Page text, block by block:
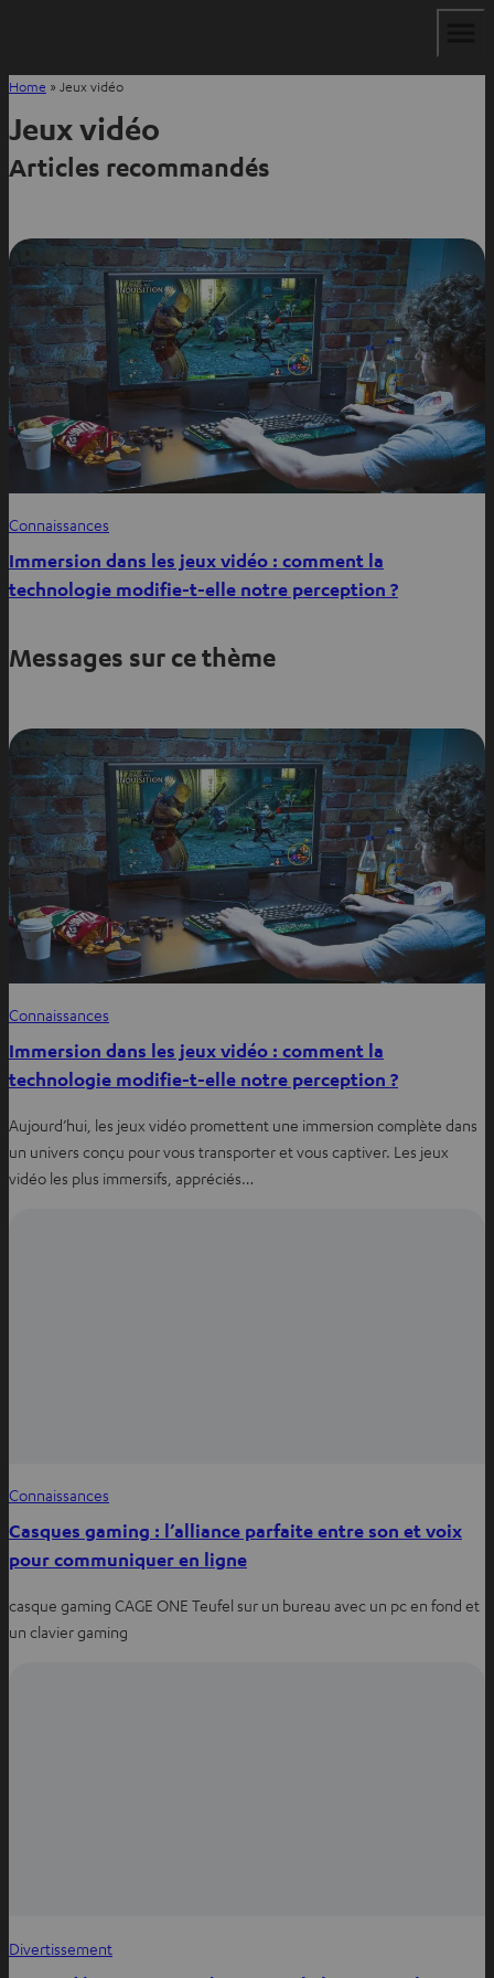
Home »Jeux vidéo
Jeux vidéo
Articles recommandés
Connaissances
Immersion dans les jeux vidéo : comment la
technologie modifie-t-elle notre perception ?
Messages sur ce thème
Connaissances
Immersion dans les jeux vidéo : comment la
technologie modifie-t-elle notre perception ?
Aujourd’hui, les jeux vidéo promettent une immersion complète dans
un univers conçu pour vous transporter et vous captiver. Les jeux
vidéo les plus immersifs, appréciés…
Connaissances
Casques gaming : l’alliance parfaite entre son et voix
pour communiquer en ligne
casque gaming CAGE ONE Teufel sur un bureau avec un pc en fond et
un clavier gaming
Divertissement